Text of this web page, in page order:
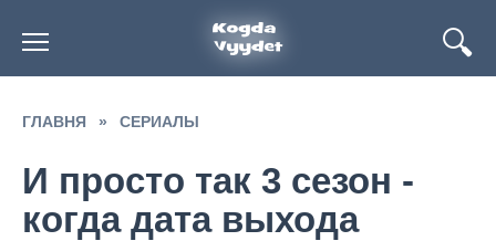
содержанию
ГЛАВНЯ » СЕРИАЛЫ
И просто так 3 сезон -
когда дата выхода